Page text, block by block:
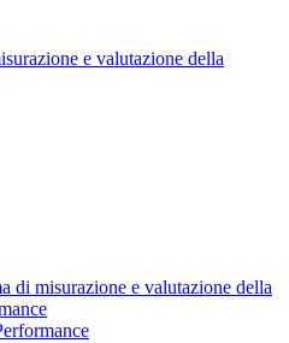
e valutazione della
di misurazione e valutazione della